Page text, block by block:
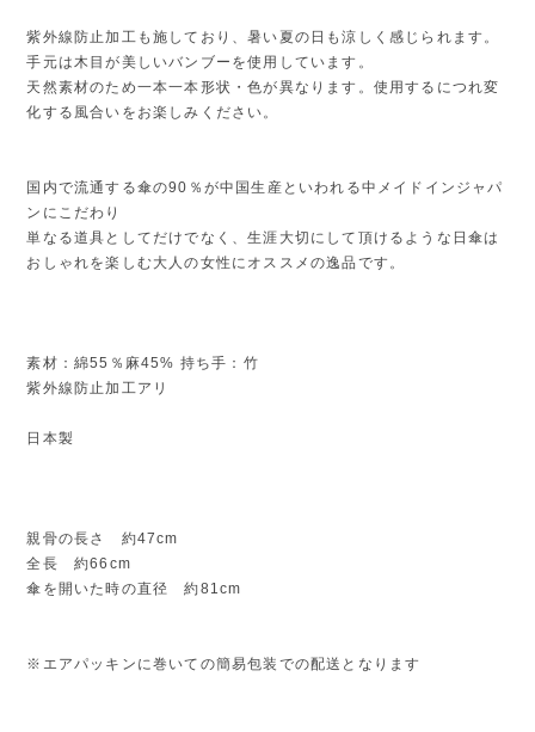
紫外線防止加工も施しており、暑い夏の日も涼しく感じられます。
手元は木目が美しいバンブーを使用しています。
天然素材のため一本一本形状・色が異なります。使用するにつれ変
化する風合いをお楽しみください。
国内で流通する傘の90％が中国生産といわれる中メイドインジャパ
ンにこだわり
単なる道具としてだけでなく、生涯大切にして頂けるような日傘は
おしゃれを楽しむ大人の女性にオススメの逸品です。
素材：綿55％麻45% 持ち手：竹
紫外線防止加工アリ
日本製
親骨の長さ 約47cm
全長 約66cm
傘を開いた時の直径 約81cm
※エアパッキンに巻いての簡易包装での配送となります